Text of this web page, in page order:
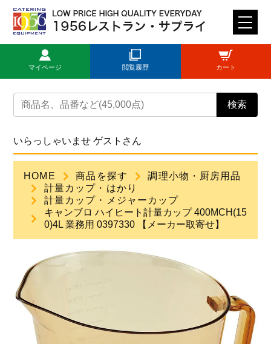
M
E
U
検索
マイページ 閲覧履歴 カート
トップページ
新規登録
商品一覧
ご利用ガイド
見積依頼
よくある質問
会社概要
いらっしゃいませ ゲストさん
HOME 商品を探す
調理小物・厨房用品
計量カップ・はかり
計量カップ・メジャーカップ
キャンブロ ハイヒート計量カップ 400MCH(15
0)4L 業務用 0397330 【メーカー取寄せ】